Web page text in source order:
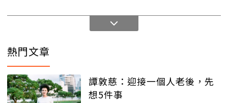
熱門文章
譚敦慈：迎接一個人老後，先
想5件事